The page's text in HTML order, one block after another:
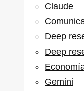
Claude
Deep
Deep
Gemini